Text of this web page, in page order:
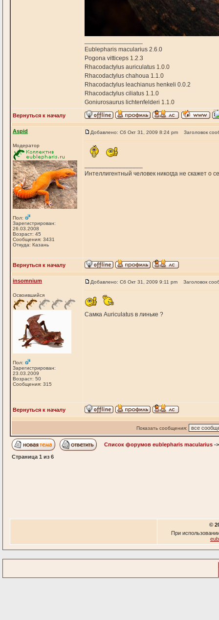
Eublepharis macularius 2.6.0
Pogona vitticeps 1.2.3
Rhacodactylus auriculatus 1.0.0
Rhacodactylus chahoua 1.1.0
Rhacodactylus leachianus henkeli 0.0.2
Rhacodactylus ciliatus 1.1.0
Goniurosaurus lichtenfelderi 1.1.0
Вернуться к началу
Aspid
Модератор
Пол:
Зарегистрирован:
26.03.2008
Возраст: 45
Сообщения: 3431
Откуда: Казань
Добавлено: Сб Окт 31, 2009 8:24 pm Заголовок
Интеллигентный человек никогда не скажет о
Вернуться к началу
insomnium
Освоившийся
Пол:
Зарегистрирован:
23.03.2009
Возраст: 50
Сообщения: 315
Добавлено: Сб Окт 31, 2009 9:11 pm Заголовок
Самка Auriculatus в линьке ?
Вернуться к началу
Показать сообщения:
Список форумов eublepharis macularius -
Страница 1 из 6
©
При